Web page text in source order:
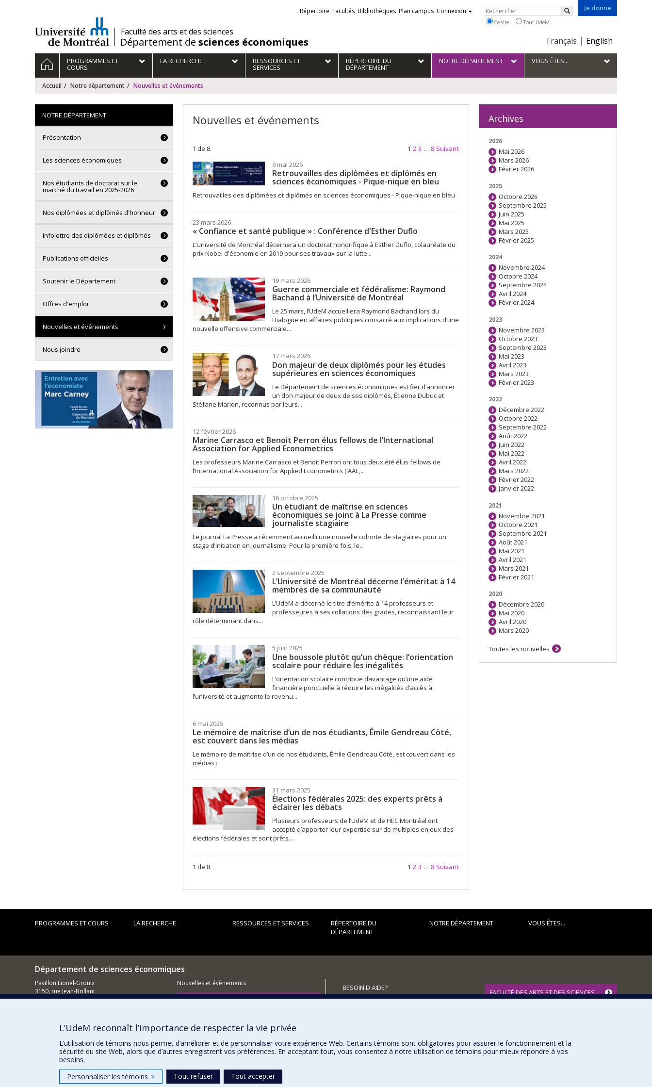
/Faculté des arts et des sciences
Département de sciences économiques
Je donne
Choix
la
langue
Français English
Liens
externes
Répertoire Facultés Bibliothèques Plan campus Connexion Rechercher
Rechercher
Ce site Tout UdeM
Navigation
principale
ACCUEILPROGRAMMES ET
COURS
LA RECHERCHE RESSOURCES ET
SERVICES
RÉPERTOIRE DU
DÉPARTEMENT
NOTRE DÉPARTEMENT VOUS ÊTES...
Accueil Notre département Nouvelles et événements
Nouvelles et événements
1 de 8. 1 2 3 … 8 Suivant
9 mai 2026
Retrouvailles des diplômées et diplômés en
sciences économiques - Pique-nique en bleu
Retrouvailles des diplômées et diplômés en sciences économiques - Pique-nique en bleu
23 mars 2026
« Confiance et santé publique » : Conférence d'Esther Duflo
L’Université de Montréal décernera un doctorat honorifique à Esther Duflo, colauréate du
prix Nobel d'économie en 2019 pour ses travaux sur la lutte...
19 mars 2026
Guerre commerciale et fédéralisme: Raymond
Bachand à l’Université de Montréal
Le 25 mars, l’UdeM accueillera Raymond Bachand lors du
Dialogue en affaires publiques consacré aux implications d’une
nouvelle offensive commerciale...
17 mars 2026
Don majeur de deux diplômés pour les études
supérieures en sciences économiques
Le Département de sciences économiques est fier d’annoncer
un don majeur de deux de ses diplômés, Étienne Dubuc et
Stéfane Marion, reconnus par leurs...
12 février 2026
Marine Carrasco et Benoit Perron élus fellows de l’International
Association for Applied Econometrics
Les professeurs Marine Carrasco et Benoit Perron ont tous deux été élus fellows de
l’International Association for Applied Econometrics (IAAE,...
16 octobre 2025
Un étudiant de maîtrise en sciences
économiques se joint à La Presse comme
journaliste stagiaire
Le journal La Presse a récemment accueilli une nouvelle cohorte de stagiaires pour un
stage d’initiation en journalisme. Pour la première fois, le...
2 septembre 2025
L’Université de Montréal décerne l’éméritat à 14
membres de sa communauté
L’UdeM a décerné le titre d’émérite à 14 professeurs et
professeures à ses collations des grades, reconnaissant leur
rôle déterminant dans...
5 juin 2025
Une boussole plutôt qu’un chèque: l’orientation
scolaire pour réduire les inégalités
L’orientation scolaire contribue davantage qu’une aide
financière ponctuelle à réduire les inégalités d’accès à
l’université et augmente le revenu...
6 mai 2025
Le mémoire de maîtrise d’un de nos étudiants, Émile Gendreau Côté,
est couvert dans les médias
Le mémoire de maîtrise d’un de nos étudiants, Émile Gendreau Côté, est couvert dans les
médias :
31 mars 2025
Élections fédérales 2025: des experts prêts à
éclairer les débats
Plusieurs professeurs de l’UdeM et de HEC Montréal ont
accepté d’apporter leur expertise sur de multiples enjeux des
élections fédérales et sont prêts...
1 de 8. 1 2 3 … 8 Suivant
Archives
2026
Mai 2026
Mars 2026
Février 2026
2025
Octobre 2025
Septembre 2025
Juin 2025
Mai 2025
Mars 2025
Février 2025
2024
Novembre 2024
Octobre 2024
Septembre 2024
Avril 2024
Février 2024
2023
Novembre 2023
Octobre 2023
Septembre 2023
Mai 2023
Avril 2023
Mars 2023
Février 2023
2022
Décembre 2022
Octobre 2022
Septembre 2022
Août 2022
Juin 2022
Mai 2022
Avril 2022
Mars 2022
Février 2022
Janvier 2022
2021
Novembre 2021
Octobre 2021
Septembre 2021
Août 2021
Mai 2021
Avril 2021
Mars 2021
Février 2021
2020
Décembre 2020
Mai 2020
Avril 2020
Mars 2020
Toutes les nouvelles
NOTRE DÉPARTEMENT
Présentation
Les sciences économiques
Nos étudiants de doctorat sur le
marché du travail en 2025-2026
Nos diplômées et diplômés d'honneur
Infolettre des diplômées et diplômés
Publications officielles
Soutenir le Département
Offres d'emploi
Nouvelles et événements
Nous joindre
PROGRAMMES ET COURS LA RECHERCHE RESSOURCES ET SERVICES
RÉPERTOIRE DU
DÉPARTEMENT
NOTRE DÉPARTEMENT VOUS ÊTES...
Département de sciences économiques
Pavillon Lionel-Groulx
3150, rue Jean-Brillant
Montréal (QC)
Nouvelles et événements
Comment soutenir le Département?
BESOIN D'AIDE?
Plan du site
FACULTÉ DES ARTS ET DES SCIENCES
L’UdeM reconnaît l’importance de respecter la vie privée
L’utilisation de témoins nous permet d’améliorer et de personnaliser votre expérience Web. Certains témoins sont obligatoires pour assurer le fonctionnement et la
sécurité du site Web, alors que d’autres enregistrent vos préférences. En acceptant tout, vous consentez à notre utilisation de témoins pour mieux répondre à vos
besoins.
Personnaliser les témoins > Tout refuser Tout accepter